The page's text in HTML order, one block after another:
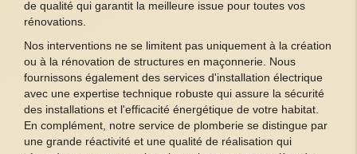
de qualité qui garantit la meilleure issue pour toutes vos
rénovations.
Nos interventions ne se limitent pas uniquement à la création
ou à la rénovation de structures en maçonnerie. Nous
fournissons également des services d'installation électrique
avec une expertise technique robuste qui assure la sécurité
des installations et l'efficacité énergétique de votre habitat.
En complément, notre service de plomberie se distingue par
une grande réactivité et une qualité de réalisation qui